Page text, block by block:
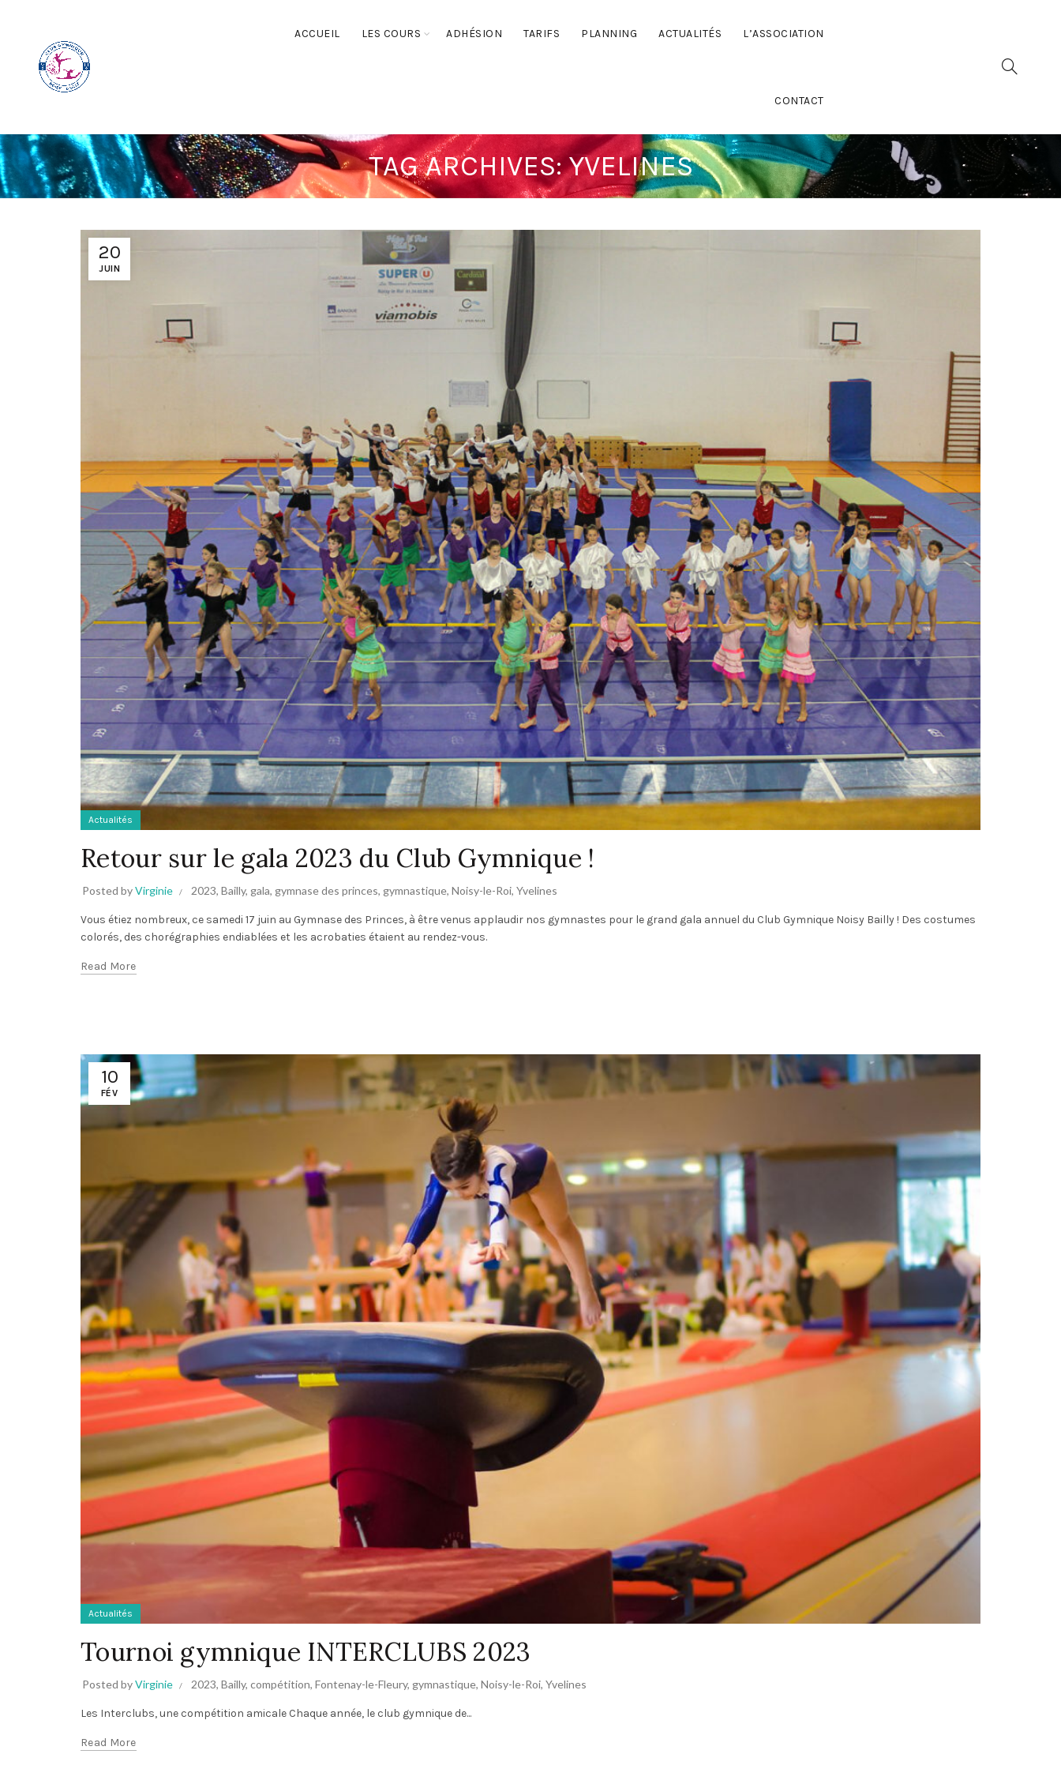
ACCUEIL LES COURS ADHÉSION TARIFS PLANNING ACTUALITÉS L’ASSOCIATION
CONTACT
TAG ARCHIVES: YVELINES
20
JUIN
Actualités
Retour sur le gala 2023 du Club Gymnique !
Posted byVirginie 2023, Bailly, gala, gymnase des princes, gymnastique, Noisy-le-Roi, Yvelines
Vous étiez nombreux, ce samedi 17 juin au Gymnase des Princes, à être venus applaudir nos gymnastes pour le grand gala annuel du Club Gymnique Noisy Bailly ! Des costumes
colorés, des chorégraphies endiablées et les acrobaties étaient au rendez-vous.
Read More
10
FÉV
Actualités
Tournoi gymnique INTERCLUBS 2023
Posted byVirginie 2023, Bailly, compétition, Fontenay-le-Fleury, gymnastique, Noisy-le-Roi, Yvelines
Les Interclubs, une compétition amicale Chaque année, le club gymnique de...
Read More